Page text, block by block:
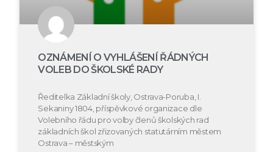
OZNÁMENÍ O VYHLÁŠENÍ ŘÁDNÝCH
VOLEB DO ŠKOLSKÉ RADY
Ředitelka Základní školy, Ostrava-Poruba, I.
Sekaniny 1804, příspěvkové organizace dle
Volebního řádu pro volby členů školských rad
základních škol zřizovaných statutárním městem
Ostrava – městským